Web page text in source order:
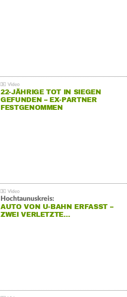
22-JÄHRIGE TOT IN SIEGEN
GEFUNDEN – EX-PARTNER
FESTGENOMMEN
Hochtaunuskreis:
AUTO VON U-BAHN ERFASST –
ZWEI VERLETZTE…